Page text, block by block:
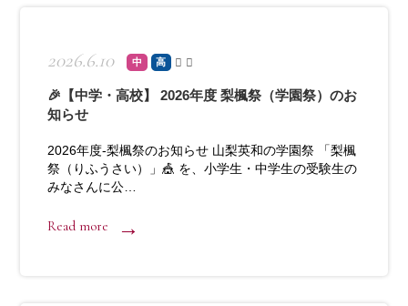
2026.6.10 中 高
🎉【中学・高校】 2026年度 梨楓祭（学園祭）のお
知らせ
2026年度-梨楓祭のお知らせ 山梨英和の学園祭 「梨楓
祭（りふうさい）」🎪 を、小学生・中学生の受験生の
みなさんに公…
Read more